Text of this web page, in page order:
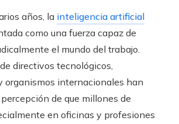
años, la inteligencia artificial
como una fuerza capaz de
el mundo del trabajo.
directivos tecnológicos,
organismos internacionales han
de que millones de
en oficinas y profesiones